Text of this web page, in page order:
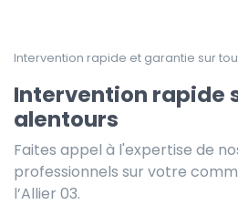
Intervention rapide et garantie sur
Intervention rapide
alentours
Faites appel à l'expertise de
professionnels sur votre
l’Allier 03.